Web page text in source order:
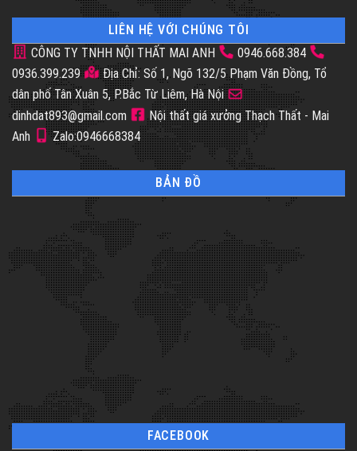
LIÊN HỆ VỚI CHÚNG TÔI
CÔNG TY TNHH NỘI THẤT MAI ANH
0946.668.384
0936.399.239
Địa Chỉ: Số 1, Ngõ 132/5 Phạm Văn Đồng, Tổ
dân phố Tân Xuân 5, P.Bắc Từ Liêm, Hà Nội
dinhdat893@gmail.com
Nội thất giá xưởng Thạch Thất - Mai
Anh
Zalo:0946668384
BẢN ĐỒ
FACEBOOK